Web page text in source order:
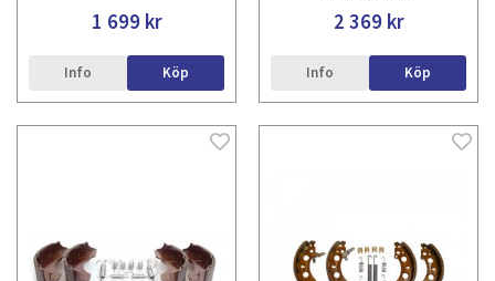
1 699 kr
Info Köp
2 369 kr
Info Köp